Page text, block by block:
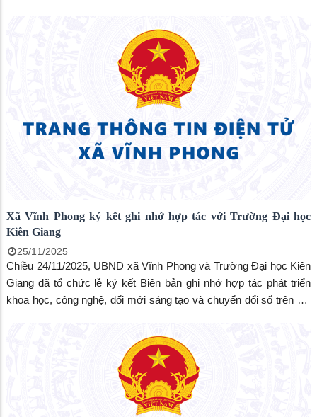
sâu sắc đối với các bậc tiền nhân, anh hùng dân tộc.
Xã Vĩnh Phong ký kết ghi nhớ hợp tác với Trường Đại học
Kiên Giang
25/11/2025
Chiều 24/11/2025, UBND xã Vĩnh Phong và Trường Đại học Kiên
Giang đã tổ chức lễ ký kết Biên bản ghi nhớ hợp tác phát triển
khoa học, công nghệ, đổi mới sáng tạo và chuyển đổi số trên địa
tịch Hội đồng Trường, đồng chí Nguyễn Chí Thanh, Bí thư Đảng
uỷ xã, đồng chí Huỳnh Quốc Huy, Phó bí thư Đảng uỷ, Chủ tịch